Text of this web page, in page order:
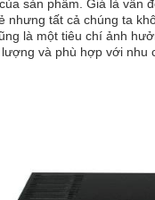
sản phẩm. Giá là vấn
nhưng tất cả chúng ta
là một tiêu chí ảnh
và phù hợp với nhu